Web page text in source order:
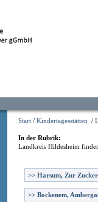
Start / Kindertagesstätten /
In der Rubrik:
Landkreis Hildesheim
>> Harsum, Zur
>> Bockenem,